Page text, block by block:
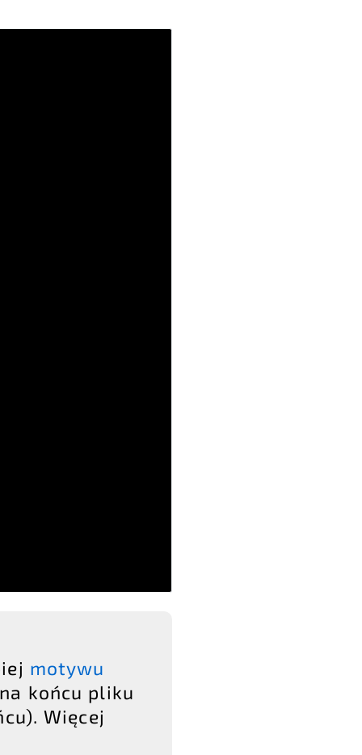
motywu
końcu pliku
Więcej